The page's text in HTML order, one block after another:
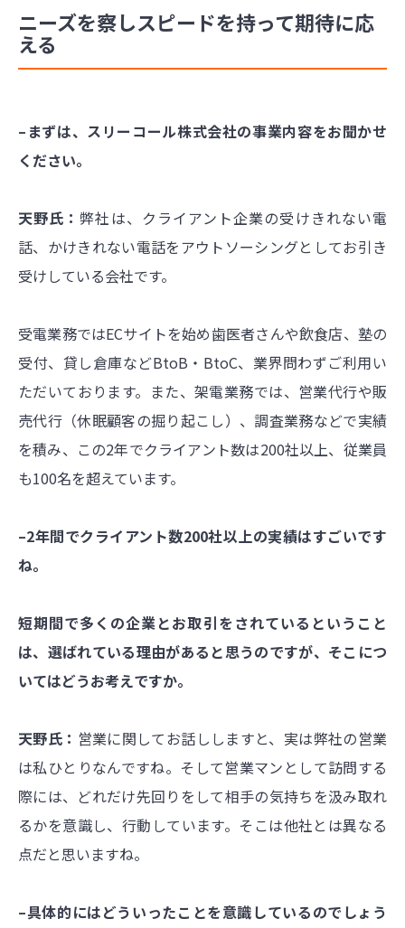
ニーズを察しスピードを持って期待に応
える
–まずは、スリーコール株式会社の事業内容をお聞かせ
ください。
天野氏：弊社は、クライアント企業の受けきれない電
話、かけきれない電話をアウトソーシングとしてお引き
受けしている会社です。
受電業務ではECサイトを始め歯医者さんや飲食店、塾の
受付、貸し倉庫などBtoB・BtoC、業界問わずご利用い
ただいております。また、架電業務では、営業代行や販
売代行（休眠顧客の掘り起こし）、調査業務などで実績
を積み、この2年でクライアント数は200社以上、従業員
も100名を超えています。
–2年間でクライアント数200社以上の実績はすごいです
ね。
短期間で多くの企業とお取引をされているということ
は、選ばれている理由があると思うのですが、そこにつ
いてはどうお考えですか。
天野氏： 営業に関してお話ししますと、実は弊社の営業
は私ひとりなんですね。そして営業マンとして訪問する
際には、どれだけ先回りをして相手の気持ちを汲み取れ
るかを意識し、行動しています。そこは他社とは異なる
点だと思いますね。
–具体的にはどういったことを意識しているのでしょう